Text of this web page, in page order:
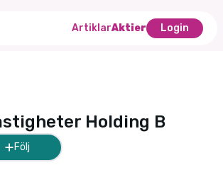
ArtiklarAktier Login
Holding B
Följ